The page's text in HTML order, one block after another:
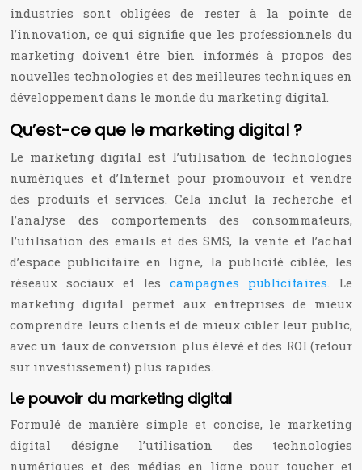
industries sont obligées de rester à la pointe de
l’innovation, ce qui signifie que les professionnels du
marketing doivent être bien informés à propos des
nouvelles technologies et des meilleures techniques en
développement dans le monde du marketing digital.
Qu’est-ce que le marketing digital ?
Le marketing digital est l’utilisation de technologies
numériques et d’Internet pour promouvoir et vendre
des produits et services. Cela inclut la recherche et
l’analyse des comportements des consommateurs,
l’utilisation des emails et des SMS, la vente et l’achat
d’espace publicitaire en ligne, la publicité ciblée, les
réseaux sociaux et les campagnes publicitaires. Le
marketing digital permet aux entreprises de mieux
comprendre leurs clients et de mieux cibler leur public,
avec un taux de conversion plus élevé et des ROI (retour
sur investissement) plus rapides.
Le pouvoir du marketing digital
Formulé de manière simple et concise, le marketing
digital désigne l’utilisation des technologies
numériques et des médias en ligne pour toucher et